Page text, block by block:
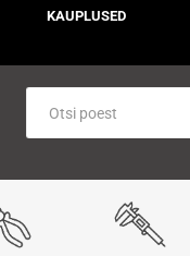
KAUPLUSED